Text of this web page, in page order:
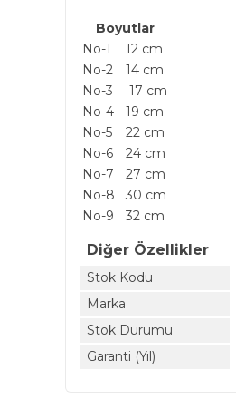
Boyutlar
No-1
12 cm
No-2
14 cm
No-3
17 cm
No-4
19 cm
No-5
22 cm
No-6
24 cm
No-7
27 cm
No-8
30 cm
No-9
32 cm
Diğer Özellikler
Stok Kodu
Marka
Stok Durumu
Garanti (Yıl)